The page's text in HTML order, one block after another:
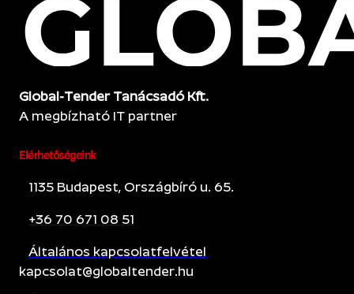
Global-Tender Tanácsadó Kft.
A megbízható IT partner
Elérhetőségeink
1135 Budapest, Országbíró u. 65.
+36 70 671 08 51
Általános kapcsolatfelvétel
kapcsolat@globaltender.hu